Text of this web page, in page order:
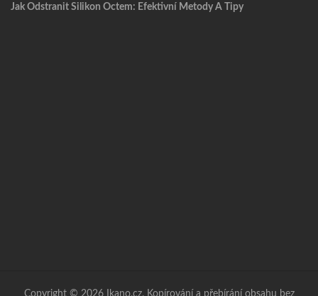
Jak Odstranit Silikon Octem: Efektivní Metody A Tipy